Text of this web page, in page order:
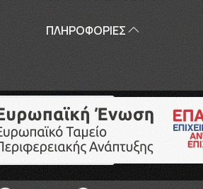
ΠΛΗΡΟΦΟΡΊΕΣ
© 2026touriki.gr